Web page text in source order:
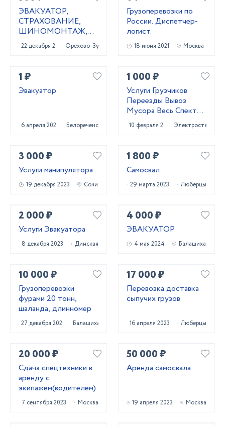
ЭВАКУАТОР,
СТРАХОВАНИЕ,
ШИНОМОНТАЖ,
ОФОРМЛЕНИЕ
КУПЛИ-ПРОДАЖИ,
КЛЮЧЕЙ
22 декабря 2020 Орехово-Зуево
Грузоперевозки по
России. Диспетчер-
логист.
18 июня 2021 Москва
1 ₽
Эвакуатор
6 апреля 2023 Белореченск
1 000 ₽
Услуги Грузчиков
Переезды Вывоз
Мусора Весь Спектр
Услуг
10 февраля 2021 Электросталь
3 000 ₽
Услуги манипулятора
19 декабря 2023 Сочи
1 800 ₽
Самосвал
29 марта 2023 Люберцы
2 000 ₽
Услуги Эвакуатора
8 декабря 2023 Динская
4 000 ₽
ЭВАКУАТОР
4 мая 2024 Балашиха
10 000 ₽
Грузоперевозки
фурами 20 тонн,
шаланда, длинномер
27 декабря 2020 Балашиха
17 000 ₽
Перевозка доставка
сыпучих грузов
16 апреля 2023 Люберцы
20 000 ₽
Сдача спецтехники в
аренду с
экипажем(водителем)
7 сентября 2023 Москва
50 000 ₽
Аренда самосвала
19 апреля 2023 Москва